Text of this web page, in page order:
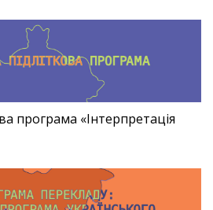
програма «Інтерпретація